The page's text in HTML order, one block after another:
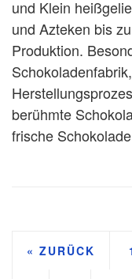
und Klein
und Azteken bis
Produktion.
berühmte
frische
« ZURÜCK